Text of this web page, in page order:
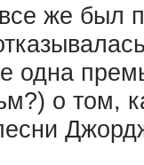
же был
одна
о том,